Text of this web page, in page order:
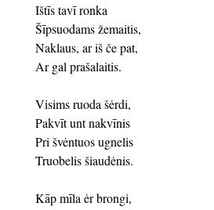
Ištīs tavī ronka
Šīpsuodams žemaitis,
Naklaus, ar iš če pat,
Ar gal prašalaitis.
Visims ruoda šėrdi,
Pakvīt unt nakvīnis
Pri švėntuos ugnelis
Truobelis šiaudėnis.
Kāp mīla ėr brongi,